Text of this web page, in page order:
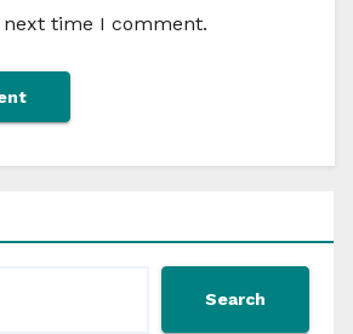
time I comment.
Search